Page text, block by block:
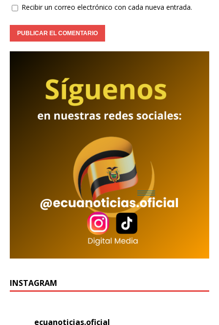
Recibir un correo electrónico con cada nueva entrada.
INSTAGRAM
ecuanoticias.oficial